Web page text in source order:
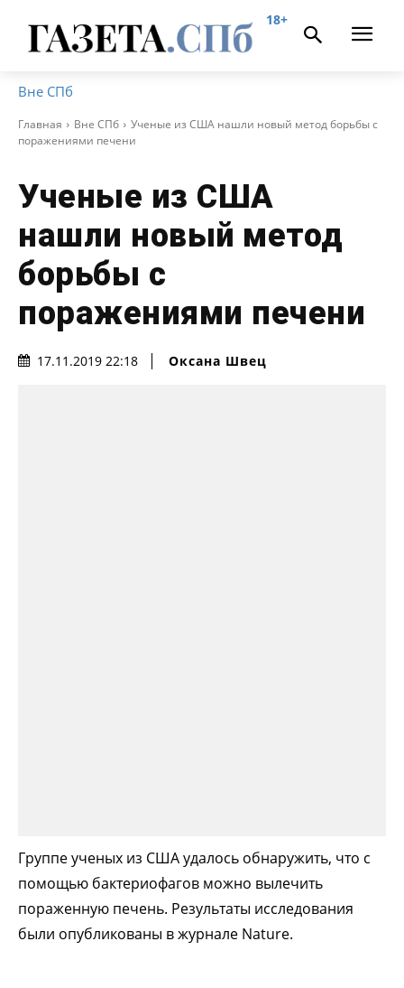
18+
Вне СПб
Главная Вне СПб
Ученые из США нашли новый метод борьбы с
поражениями печени
Ученые из США
нашли новый метод
борьбы с
поражениями печени
17.11.2019 22:18 Оксана Швец
Группе ученых из США удалось обнаружить, что с
помощью бактериофагов можно вылечить
пораженную печень. Результаты исследования
были опубликованы в журнале Nature.